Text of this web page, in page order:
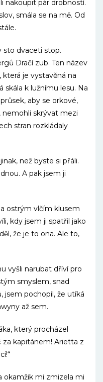
nakoupit pár drobností.
smála se na mě. Od
sto dvaceti stop.
Dračí zub. Ten název
je vystavěná na
skála k lužnímu lesu. Na
aby se orkové,
nemohli skrývat mezi
stran rozkládaly
než byste si přáli.
A pak jsem ji
ostrým vlčím klusem
kdy jsem ji spatřil jako
že je to ona. Ale to,
vyšli narubat dříví pro
smyslem, snad
jsem pochopil, že utíká
až sem.
který procházel
za kapitánem! Arietta z
okamžik mi zmizela mi